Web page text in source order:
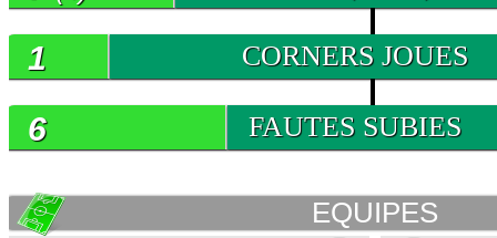
CORNERS JOUES
1
FAUTES SUBIES
6
EQUIPES